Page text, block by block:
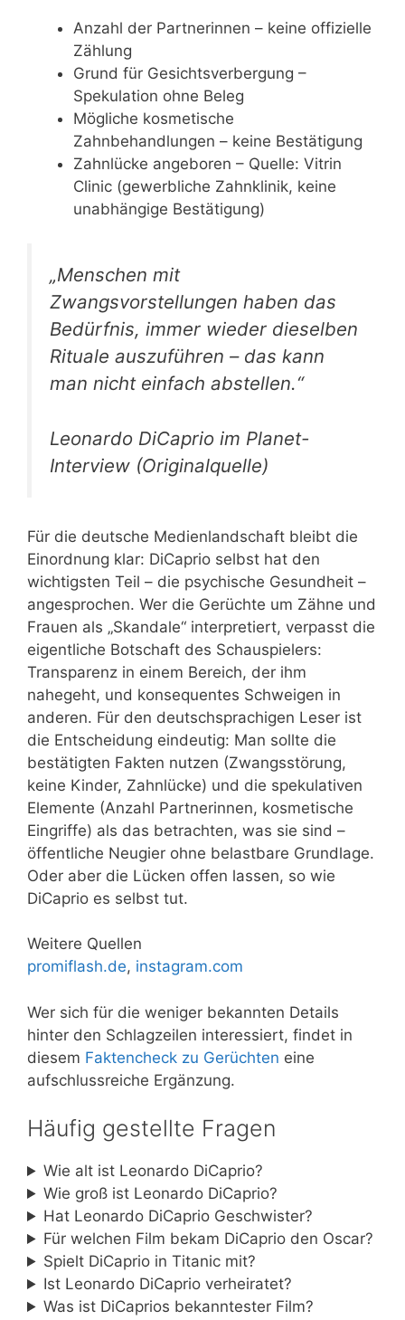
Anzahl der Partnerinnen – keine offizielle
Zählung
Grund für Gesichtsverbergung –
Spekulation ohne Beleg
Mögliche kosmetische
Zahnbehandlungen – keine Bestätigung
Zahnlücke angeboren – Quelle: Vitrin
Clinic (gewerbliche Zahnklinik, keine
unabhängige Bestätigung)
„Menschen mit
Zwangsvorstellungen haben das
Bedürfnis, immer wieder dieselben
Rituale auszuführen – das kann
man nicht einfach abstellen.“
Leonardo DiCaprio im Planet-
Interview (Originalquelle)
Für die deutsche Medienlandschaft bleibt die
Einordnung klar: DiCaprio selbst hat den
wichtigsten Teil – die psychische Gesundheit –
angesprochen. Wer die Gerüchte um Zähne und
Frauen als „Skandale“ interpretiert, verpasst die
eigentliche Botschaft des Schauspielers:
Transparenz in einem Bereich, der ihm
nahegeht, und konsequentes Schweigen in
anderen. Für den deutschsprachigen Leser ist
die Entscheidung eindeutig: Man sollte die
bestätigten Fakten nutzen (Zwangsstörung,
keine Kinder, Zahnlücke) und die spekulativen
Elemente (Anzahl Partnerinnen, kosmetische
Eingriffe) als das betrachten, was sie sind –
öffentliche Neugier ohne belastbare Grundlage.
Oder aber die Lücken offen lassen, so wie
DiCaprio es selbst tut.
Weitere Quellen
promiflash.de, instagram.com
Wer sich für die weniger bekannten Details
hinter den Schlagzeilen interessiert, findet in
diesem Faktencheck zu Gerüchten eine
aufschlussreiche Ergänzung.
Häufig gestellte Fragen
Wie alt ist Leonardo DiCaprio?
Wie groß ist Leonardo DiCaprio?
Hat Leonardo DiCaprio Geschwister?
Für welchen Film bekam DiCaprio den Oscar?
Spielt DiCaprio in Titanic mit?
Ist Leonardo DiCaprio verheiratet?
Was ist DiCaprios bekanntester Film?